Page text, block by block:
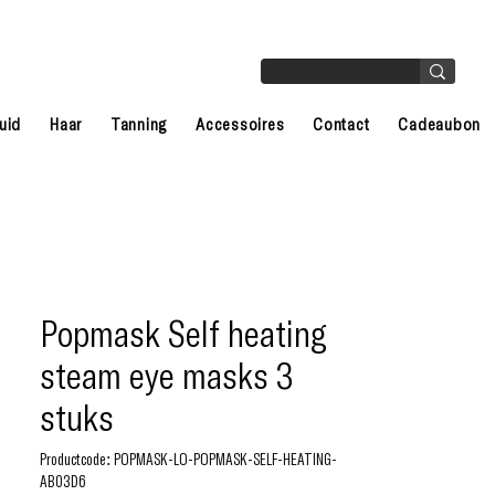
Haar Tanning Accessoires Contact Cadeaubon
Popmask Self heating
steam eye masks 3
stuks
Productcode: POPMASK-LO-POPMASK-SELF-HEATING-
AB03D6